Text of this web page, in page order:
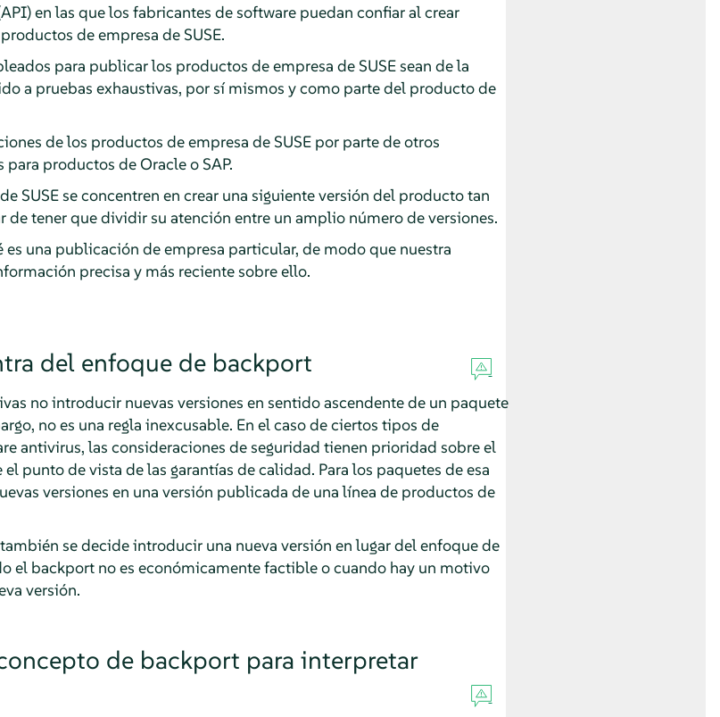
en las que los fabricantes de software puedan confiar al crear
de empresa de SUSE.
para publicar los productos de empresa de SUSE sean de la
a pruebas exhaustivas, por sí mismos y como parte del producto de
de los productos de empresa de SUSE por parte de otros
productos de Oracle o SAP.
SUSE se concentren en crear una siguiente versión del producto tan
de tener que dividir su atención entre un amplio número de versiones.
es una publicación de empresa particular, de modo que nuestra
precisa y más reciente sobre ello.
del enfoque de backport
no introducir nuevas versiones en sentido ascendente de un paquete
no es una regla inexcusable. En el caso de ciertos tipos de
antivirus, las consideraciones de seguridad tienen prioridad sobre el
punto de vista de las garantías de calidad. Para los paquetes de esa
versiones en una versión publicada de una línea de productos de
se decide introducir una nueva versión en lugar del enfoque de
el backport no es económicamente factible o cuando hay un motivo
versión.
de backport para interpretar